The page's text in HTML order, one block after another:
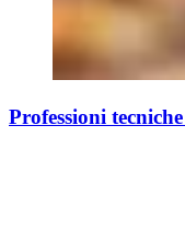
Professioni